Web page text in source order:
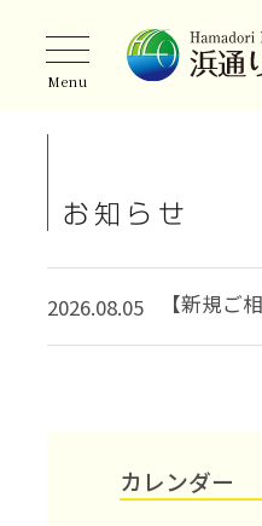
お知らせ
2026.08.05 【新規ご
カレンダー
弁護士ノ
弁護士
事務所